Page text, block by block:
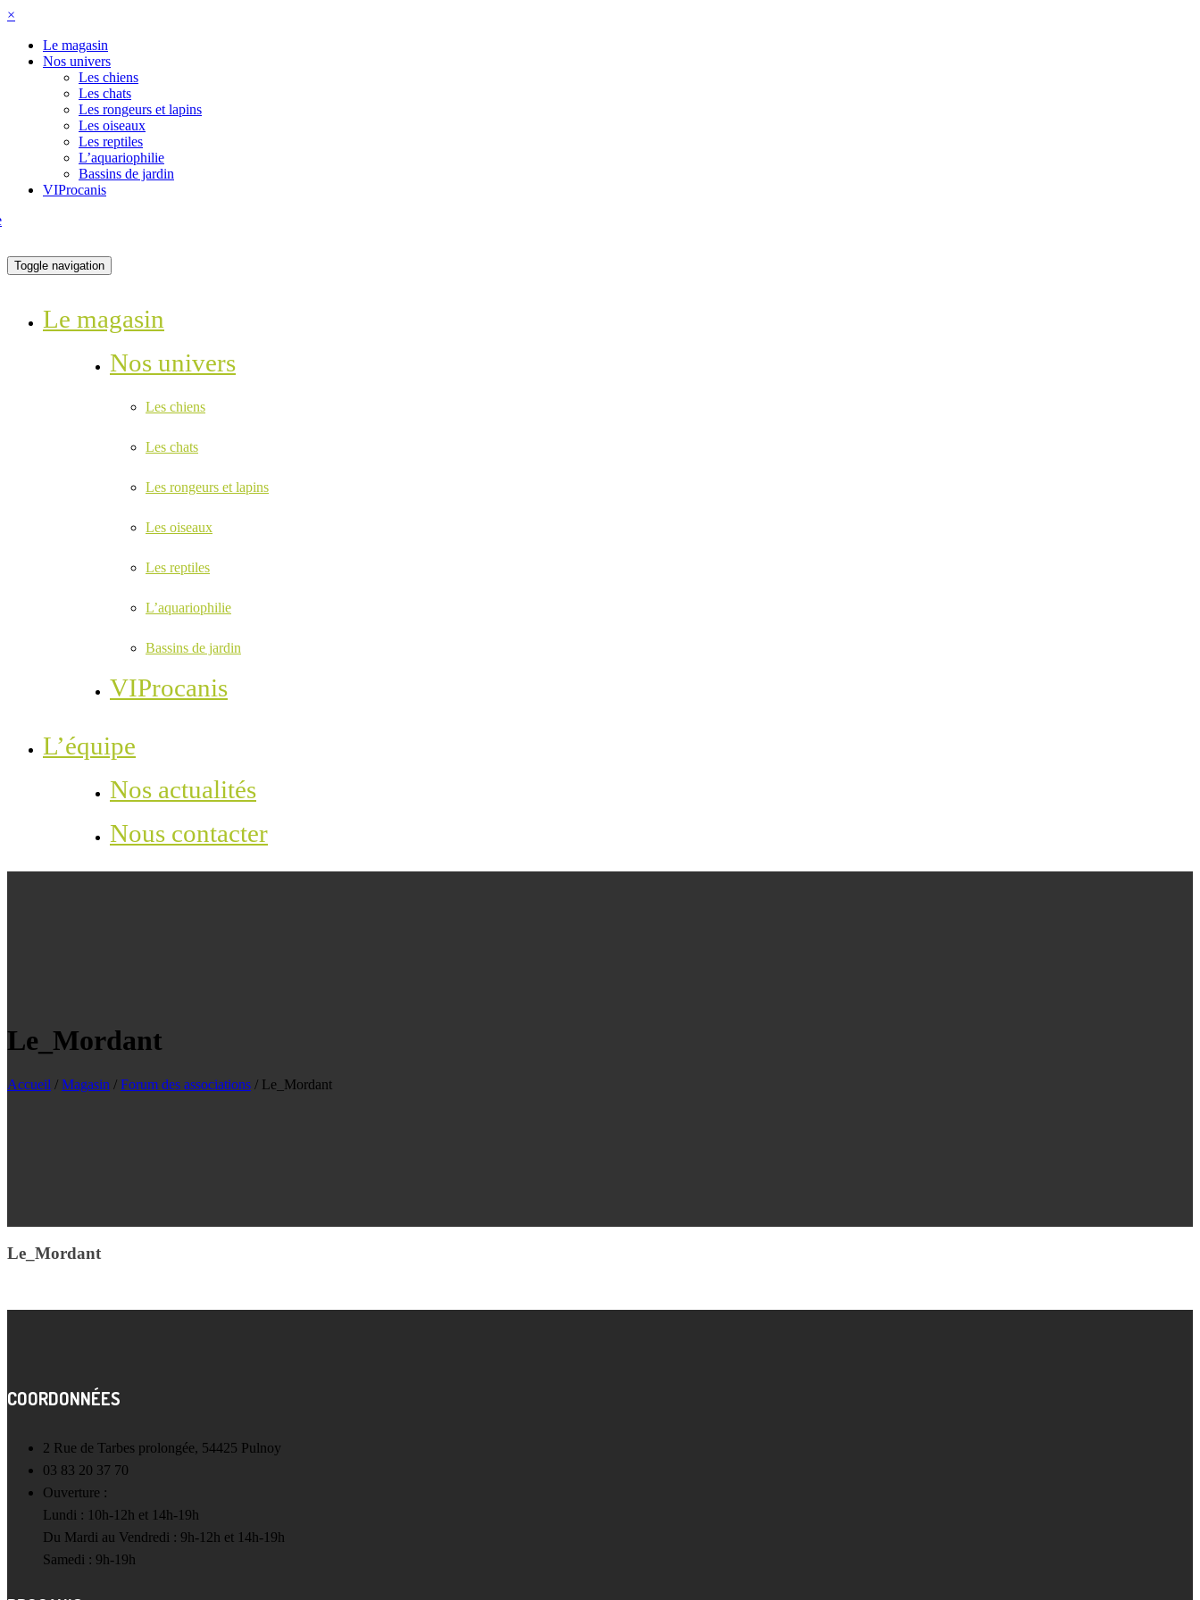
×
Le magasin
Nos univers
Les chiens
Les chats
Les rongeurs et lapins
Les oiseaux
Les reptiles
L’aquariophilie
Bassins de jardin
VIProcanis
Toggle navigation
Le magasin
Nos univers
Les chiens
Les chats
Les rongeurs et lapins
Les oiseaux
Les reptiles
L’aquariophilie
Bassins de jardin
VIProcanis
L’équipe
Nos actualités
Nous contacter
Le_Mordant
Accueil / Magasin / Forum des associations / Le_Mordant
Le_Mordant
COORDONNÉES
2 Rue de Tarbes prolongée, 54425 Pulnoy
03 83 20 37 70
Ouverture :
Lundi : 10h-12h et 14h-19h
Du Mardi au Vendredi : 9h-12h et 14h-19h
Samedi : 9h-19h